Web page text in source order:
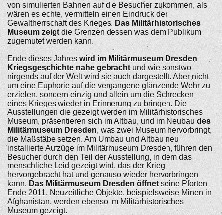
von simulierten Bahnen auf die Besucher zukommen, als
wären es echte, vermitteln einen Eindruck der
Gewaltherrschaft des Krieges. Das Militärhistorisches
Museum zeigtdie Grenzen dessen was dem Publikum
zugemutet werden kann.
Ende dieses Jahreswird im Militärmuseum Dresden
Kriegsgeschichte nahe gebrachtund wie sonstwo
nirgends auf der Welt wird sie auch dargestellt. Aber nicht
um eine Euphorie auf die vergangene glänzende Wehr zu
erzielen, sondern einzig und allein um die Schrecken
eines Krieges wieder in Erinnerung zu bringen. Die
Ausstellungen die gezeigt werden im Militärhistorisches
Museum, präsentieren sich im Altbau, und im Neubau des
Militärmuseum Dresden, was zwei Museum hervorbringt,
die Maßstäbe setzen. Am Umbau und Altbau neu
installierte Aufzüge im Militärmuseum Dresden, führen den
Besucher durch den Teil der Ausstellung, in dem das
menschliche Leid gezeigt wird, das der Krieg
hervorgebracht hat und genauso wieder hervorbringen
kann. Das Militärmuseum Dresden öffnetseine Pforten
Ende 2011. Neuzeitliche Objekte, beispielsweise Minen in
Afghanistan, werden ebenso im Militärhistorisches
Museum gezeigt.